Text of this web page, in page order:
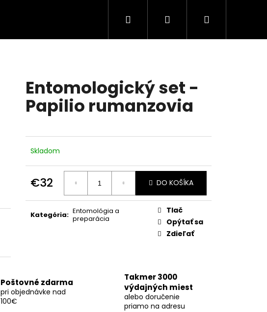
Hľadať PrihlásenieNákupný
Entomologický set -
Papilio rumanzovia
Skladom
€32
Jednotková
cena:
DO KOŠÍKA
Kategória: Entomológia a
preparácia
Tlač
Opýtať sa
Zdieľať
Poštovné zdarma
pri objednávke nad
100€
Takmer 3000
výdajných miest
alebo doručenie
priamo na adresu